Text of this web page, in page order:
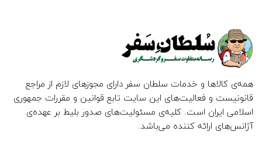
همه‌ی کالاها و خدمات سلطان سفر دارای مجوزهای لازم از مراجع
قانونیست و فعالیت‌های این سایت تابع قوانین و مقررات جمهوری
اسلامی ایران است. کلیه‌ی مسئولیت‌های صدور بلیط بر عهده‌ی
آژانس‌های ارائه کننده می‌باشد.